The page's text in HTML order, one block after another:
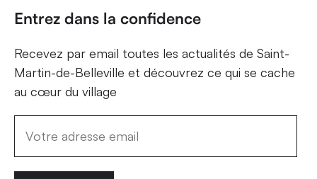
Entrez dans la confidence
Recevez par email toutes les actualités de Saint-
Martin-de-Belleville et découvrez ce qui se cache
au cœur du village